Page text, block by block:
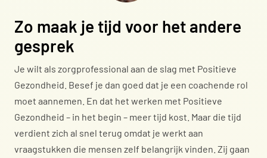
Zo maak je tijd voor het andere
gesprek
Je wilt als zorgprofessional aan de slag met Positieve
Gezondheid. Besef je dan goed dat je een coachende rol
moet aannemen. En dat het werken met Positieve
Gezondheid – in het begin – meer tijd kost. Maar die tijd
verdient zich al snel terug omdat je werkt aan
vraagstukken die mensen zelf belangrijk vinden. Zij gaan